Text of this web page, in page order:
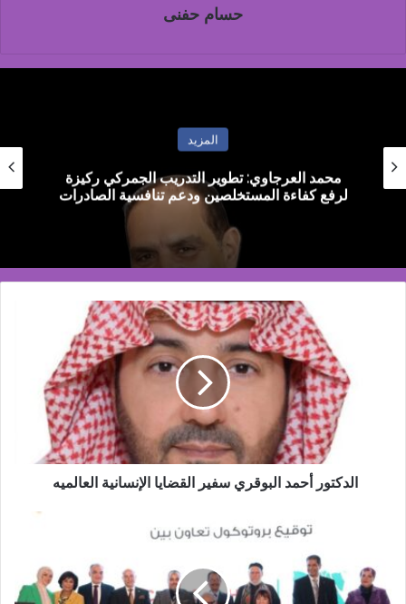
حسام حفنى
المزيد
محمد العرجاوي: تطوير التدريب الجمركي ركيزة
لرفع كفاءة المستخلصين ودعم تنافسية الصادرات
الدكتور أحمد البوقري سفير القضايا الإنسانية العالميه
تواصل
دعمها